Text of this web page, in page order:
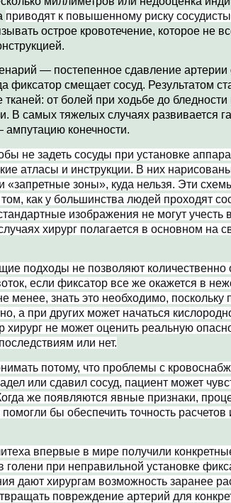
приводят к повышенному риску
острое кровотечение, которое не
— постепенное сдавление
фиксатор смещает сосуд. Результатом
тканей: от болей при ходьбе до
самых тяжелых случаях развивается
конечности.
не задеть сосуды при установке
атласы и инструкции. В них
«запретные зоны», куда нельзя. Эти
как у большинства людей проходят
изображения не могут учесть
хирург полагается в основном на
подходы не позволяют количественно
если фиксатор все же окажется в
менее, знать это необходимо, поскольку
а при других может начаться
не может оценить реальную
или нет.
потому, что проблемы с
или сдавил сосуд, пациент может
же появляются явные признаки,
бы обеспечить точность расчетов
впервые в мире получили
голени при неправильной установке
дают хирургам возможность заранее
повреждение артерий для